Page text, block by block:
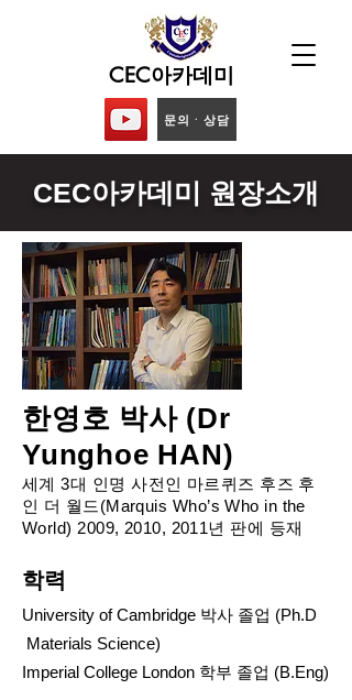
CEC아카데미
문의ᆞ상담
CEC아카데미 원장소개
한영호 박사(Dr
Yunghoe HAN)
세계 3대 인명 사전인 마르퀴즈 후즈 후
인 더 월드(Marquis Who’s Who in the
World) 2009, 2010, 2011년 판에 등재
학력
University of Cambridge 박사 졸업 (Ph.D
Materials Science)
Imperial College London 학부 졸업 (B.Eng)